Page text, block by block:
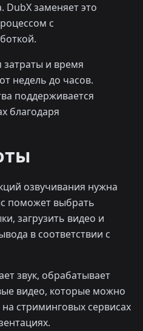
заменяет это
с
и время
недель до часов.
поддерживается
благодаря
озвучивания нужна
поможет выбрать
загрузить видео и
в соответствии с
звук, обрабатывает
видео, которые можно
стриминговых сервисах